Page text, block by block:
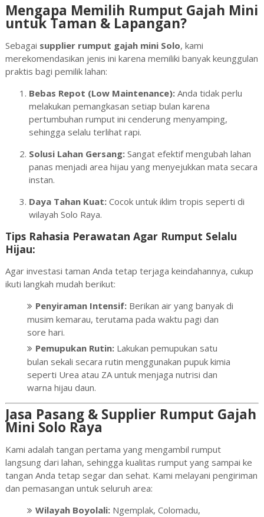
Mengapa Memilih Rumput Gajah Mini
untuk Taman & Lapangan?
Sebagai supplier rumput gajah mini Solo, kami
merekomendasikan jenis ini karena memiliki banyak keunggulan
praktis bagi pemilik lahan:
Bebas Repot (Low Maintenance):Anda tidak perlu
melakukan pemangkasan setiap bulan karena
pertumbuhan rumput ini cenderung menyamping,
sehingga selalu terlihat rapi.
Solusi Lahan Gersang:Sangat efektif mengubah lahan
panas menjadi area hijau yang menyejukkan mata secara
instan.
Daya Tahan Kuat:Cocok untuk iklim tropis seperti di
wilayah Solo Raya.
Tips Rahasia Perawatan Agar Rumput Selalu
Hijau:
Agar investasi taman Anda tetap terjaga keindahannya, cukup
ikuti langkah mudah berikut:
Penyiraman Intensif: Berikan air yang banyak di
musim kemarau, terutama pada waktu pagi dan
sore hari.
Pemupukan Rutin: Lakukan pemupukan satu
bulan sekali secara rutin menggunakan pupuk kimia
seperti Urea atau ZA untuk menjaga nutrisi dan
warna hijau daun.
Jasa Pasang & Supplier Rumput Gajah
Mini Solo Raya
Kami adalah tangan pertama yang mengambil rumput
langsung dari lahan, sehingga kualitas rumput yang sampai ke
tangan Anda tetap segar dan sehat. Kami melayani pengiriman
dan pemasangan untuk seluruh area:
Wilayah Boyolali: Ngemplak, Colomadu,